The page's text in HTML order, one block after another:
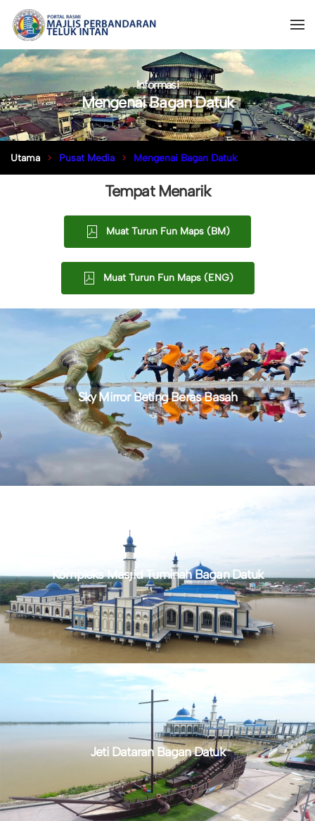
Informasi
Mengenai Bagan Datuk
Utama Pusat Media Mengenai Bagan Datuk
Tempat Menarik
Muat Turun Fun Maps (BM)
Muat Turun Fun Maps (ENG)
Sky Mirror Beting Beras Basah
Kompleks Masjid Tuminah Bagan Datuk
Jeti Dataran Bagan Datuk